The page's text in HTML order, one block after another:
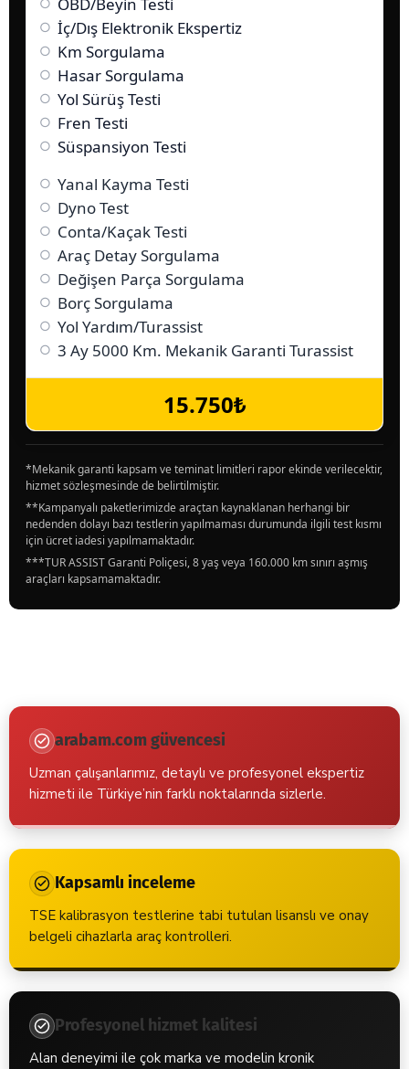
İç/Dış Elektronik Ekspertiz
Km Sorgulama
Hasar Sorgulama
Yol Sürüş Testi
Fren Testi
Süspansiyon Testi
Yanal Kayma Testi
Dyno Test
Conta/Kaçak Testi
Araç Detay Sorgulama
Değişen Parça Sorgulama
Borç Sorgulama
Yol Yardım/Turassist
3 Ay 5000 Km. Mekanik Garanti Turassist
15.750₺
*Mekanik garanti kapsam ve teminat limitleri rapor ekinde verilecektir,
hizmet sözleşmesinde de belirtilmiştir.
**Kampanyalı paketlerimizde araçtan kaynaklanan herhangi bir
nedenden dolayı bazı testlerin yapılmaması durumunda ilgili test kısmı
için ücret iadesi yapılmamaktadır.
***TUR ASSIST Garanti Poliçesi, 8 yaş veya 160.000 km sınırı aşmış
araçları kapsamamaktadır.
arabam.com güvencesi
Uzman çalışanlarımız, detaylı ve profesyonel ekspertiz
hizmeti ile Türkiye’nin farklı noktalarında sizlerle.
Kapsamlı inceleme
TSE kalibrasyon testlerine tabi tutulan lisanslı ve onay
belgeli cihazlarla araç kontrolleri.
Profesyonel hizmet kalitesi
Alan deneyimi ile çok marka ve modelin kronik